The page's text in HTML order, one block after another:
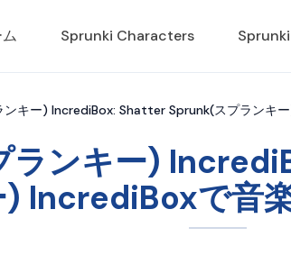
Sprunki Characters
キー) IncrediBox: Shatter Sprunk(スプランキ
ンキー)
) IncrediBoxで音